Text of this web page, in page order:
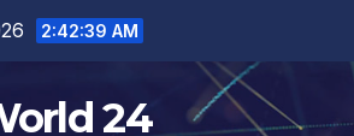
2:42:40 AM
24